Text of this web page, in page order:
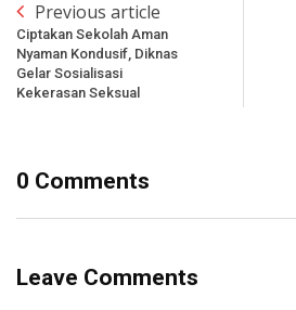
Previous article
Ciptakan Sekolah Aman
Nyaman Kondusif, Diknas
Gelar Sosialisasi
Kekerasan Seksual
0 Comments
Leave Comments